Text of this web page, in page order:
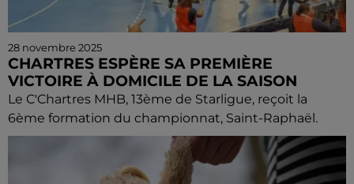
28 novembre 2025
CHARTRES ESPÈRE SA PREMIÈRE
VICTOIRE À DOMICILE DE LA SAISON
Le C'Chartres MHB, 13ème de Starligue, reçoit la
6ème formation du championnat, Saint-Raphaël.